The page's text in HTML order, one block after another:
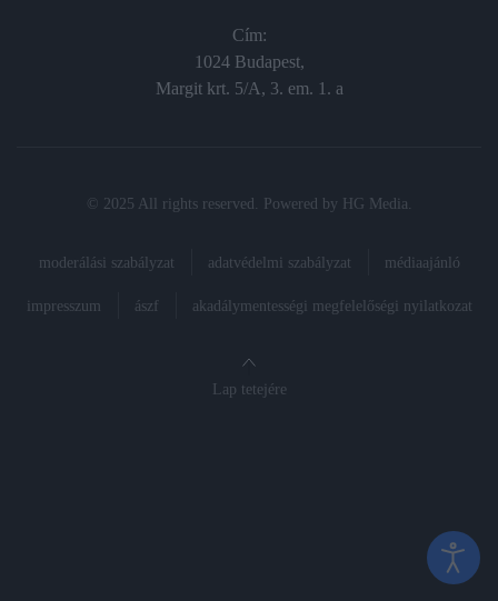
Cím:
1024 Budapest,
Margit krt. 5/A, 3. em. 1. a
© 2025 All rights reserved. Powered by HG Media
moderálási szabályzat adatvédelmi szabályzat médiaajánló
impresszum ászf akadálymentességi megfelelőségi nyilatkozat
Lap tetejére